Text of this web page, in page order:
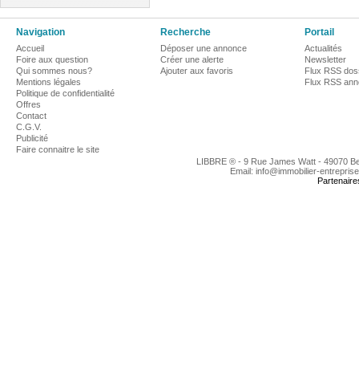
Navigation
Accueil
Foire aux question
Qui sommes nous?
Mentions légales
Politique de confidentialité
Offres
Contact
C.G.V.
Publicité
Faire connaitre le site
Recherche
Déposer une annonce
Créer une alerte
Ajouter aux favoris
Portail
Actualités
Newsletter
Flux RSS
Flux RSS
LIBBRE ® - 9 Rue James Watt - 49070
Email: info@immobilier-